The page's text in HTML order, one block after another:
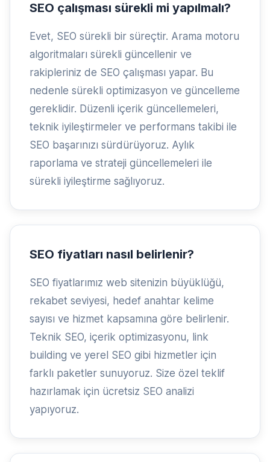
SEO çalışması sürekli mi yapılmalı?
Evet, SEO sürekli bir süreçtir. Arama motoru
algoritmaları sürekli güncellenir ve
rakipleriniz de SEO çalışması yapar. Bu
nedenle sürekli optimizasyon ve güncelleme
gereklidir. Düzenli içerik güncellemeleri,
teknik iyileştirmeler ve performans takibi ile
SEO başarınızı sürdürüyoruz. Aylık
raporlama ve strateji güncellemeleri ile
sürekli iyileştirme sağlıyoruz.
SEO fiyatları nasıl belirlenir?
SEO fiyatlarımız web sitenizin büyüklüğü,
rekabet seviyesi, hedef anahtar kelime
sayısı ve hizmet kapsamına göre belirlenir.
Teknik SEO, içerik optimizasyonu, link
building ve yerel SEO gibi hizmetler için
farklı paketler sunuyoruz. Size özel teklif
hazırlamak için ücretsiz SEO analizi
yapıyoruz.